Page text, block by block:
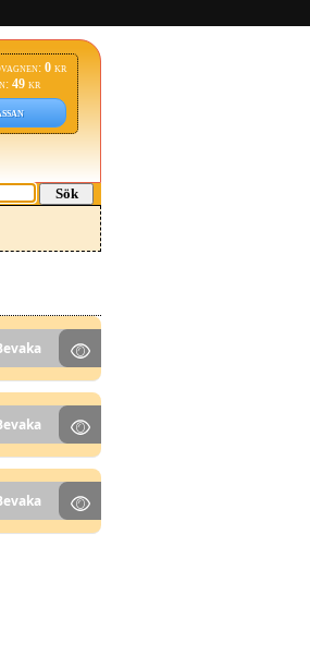
0kr
49kr
Sök